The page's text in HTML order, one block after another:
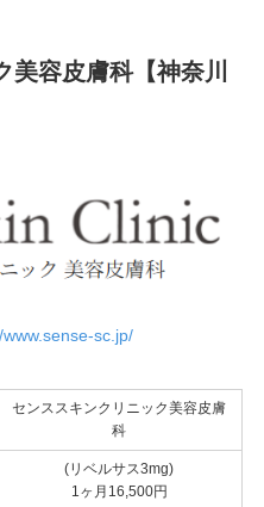
容皮膚科【神奈川
sc.jp/
センススキンクリニック美容皮膚
科
(リベルサス3mg)
1ヶ月16,500円